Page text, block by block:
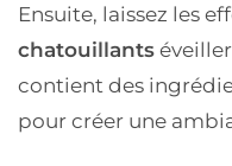
Ensuite, laissez les
chatouillants
contient des
pour créer une